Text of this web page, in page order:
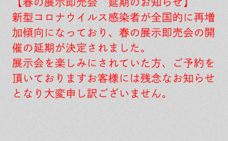
【春の展示即売会 延期のお知らせ】
新型コロナウイルス感染者が全国的に再増
加傾向になっており、春の展示即売会の開
催の延期が決定されました。
展示会を楽しみにされていた方、ご予約を
頂いておりますお客様には残念なお知らせ
となり大変申し訳ございません。